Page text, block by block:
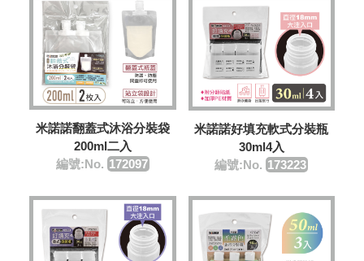
米諾諾翻蓋式沐浴分裝袋
200ml二入
編號:No. ​172097
米諾諾好填充軟式分裝瓶
30ml4入
編號:No. 173223